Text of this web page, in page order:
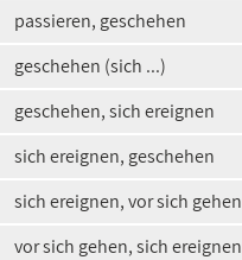
passieren, geschehen
geschehen (sich ...)
geschehen, sich ereignen
sich ereignen, geschehen
sich ereignen, vor sich gehen
vor sich gehen, sich ereignen